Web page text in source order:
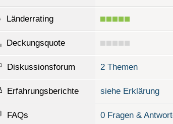
Länderrating
Deckungsquote
Diskussionsforum 2 Themen
Erfahrungsberichte siehe Erklärung
FAQs 0 Fragen &